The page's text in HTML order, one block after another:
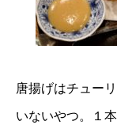
唐揚げはチュー
いないやつ。１